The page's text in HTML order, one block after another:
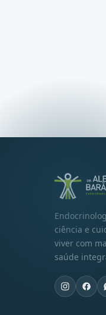
ciência e
viver com
saúde